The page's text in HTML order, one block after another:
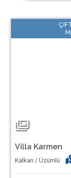
Villa Karmen
Kalkan / Üzümlü